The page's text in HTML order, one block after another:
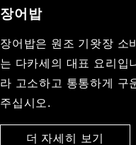
장어밥
장어밥은 원조 기왓장 소
는 다카세의 대표 요리입
라 고소하고 통통하게 구
주십시오.
더 자세히 보기